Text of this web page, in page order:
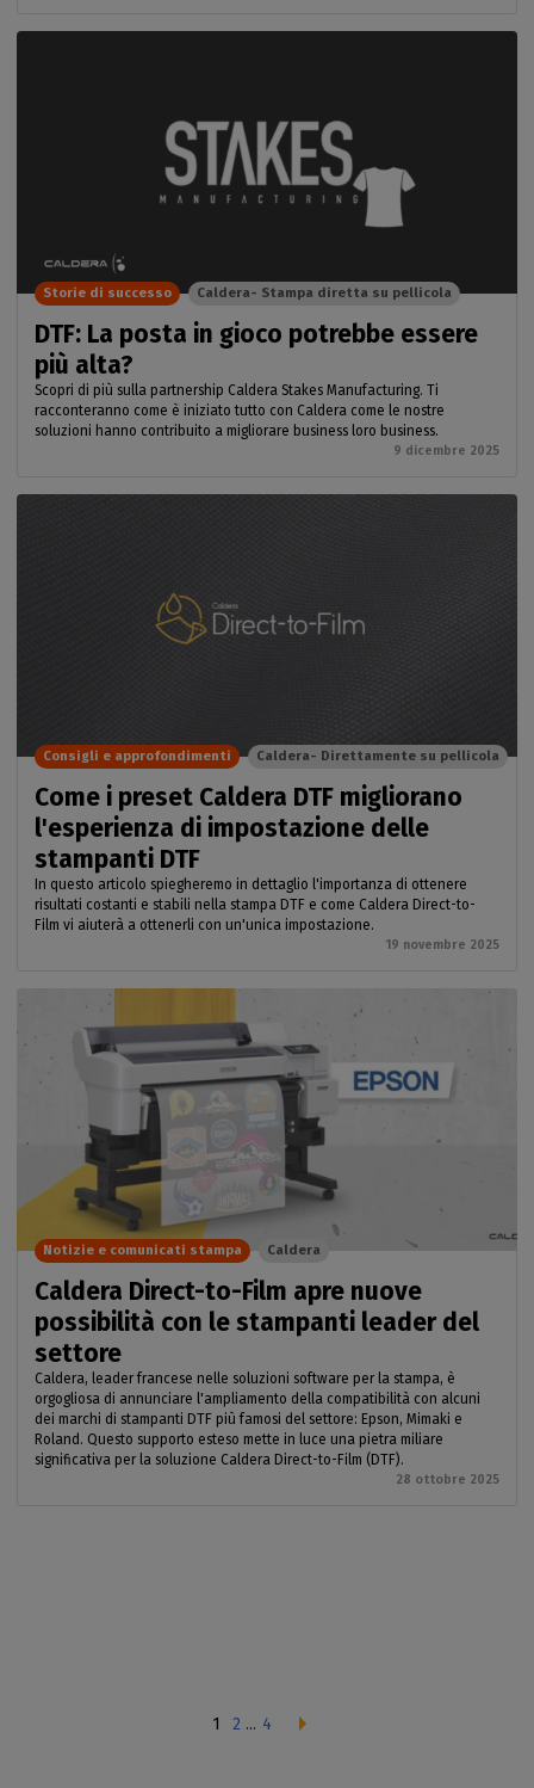
DTF: La posta in gioco potrebbe essere
più alta?
Scopri di più sulla partnership Caldera Stakes Manufacturing. Ti
racconteranno come è iniziato tutto con Caldera come le nostre
soluzioni hanno contribuito a migliorare business loro business.
9 dicembre 2025
Storie di successo Caldera- Stampa diretta su pellicola
Come i preset Caldera DTF migliorano
l'esperienza di impostazione delle
stampanti DTF
In questo articolo spiegheremo in dettaglio l'importanza di ottenere
risultati costanti e stabili nella stampa DTF e come Caldera Direct-to-
Film vi aiuterà a ottenerli con un'unica impostazione.
19 novembre 2025
Consigli e approfondimenti Caldera- Direttamente su pellicola
Caldera Direct-to-Film apre nuove
possibilità con le stampanti leader del
settore
Caldera, leader francese nelle soluzioni software per la stampa, è
orgogliosa di annunciare l'ampliamento della compatibilità con alcuni
dei marchi di stampanti DTF più famosi del settore: Epson, Mimaki e
Roland. Questo supporto esteso mette in luce una pietra miliare
significativa per la soluzione Caldera Direct-to-Film (DTF).
28 ottobre 2025
Notizie e comunicati stampa Caldera
1 2 ... 4